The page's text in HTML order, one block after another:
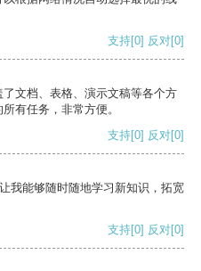
支持[0] 反对[0]
文档、表格、演示文稿等各个方
有任务，非常方便。
支持[0] 反对[0]
我能够随时随地学习新知识，拓宽
支持[0] 反对[0]